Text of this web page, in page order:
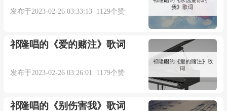
发布于2023-02-26 03:33:13 1129个赞
祁隆唱的《爱的赌注》歌词
发布于2023-02-26 03:26:01 1179个赞
祁隆唱的《别伤害我》歌词